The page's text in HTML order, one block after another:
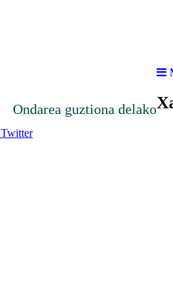
Ondarea guztiona delako
Twitter